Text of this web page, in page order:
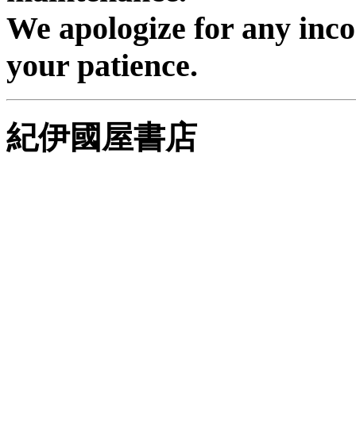
We apologize for any
your patience.
紀伊國屋書店